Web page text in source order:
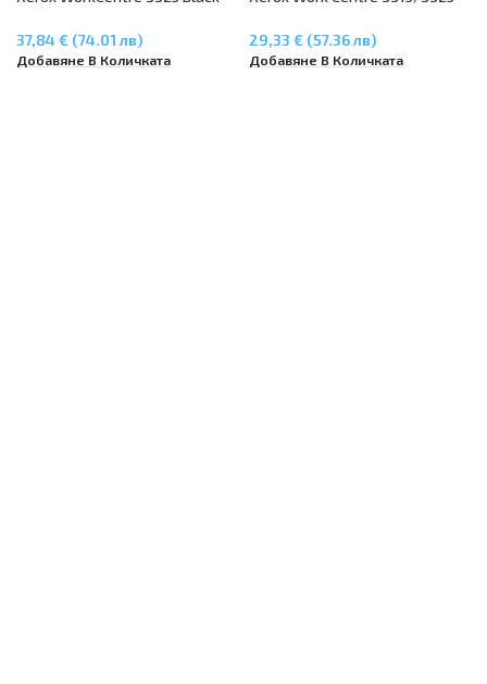
106R02312
37,84 € (74.01 лв)
Добавяне В Количката
стр.
29,33 € (57.36 лв)
Добавяне В Количката